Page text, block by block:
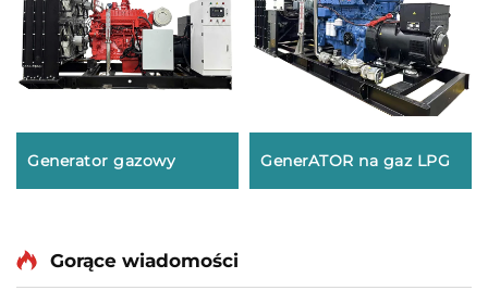
Generator gazowy GenerATOR na gaz LPG
Gorące wiadomości